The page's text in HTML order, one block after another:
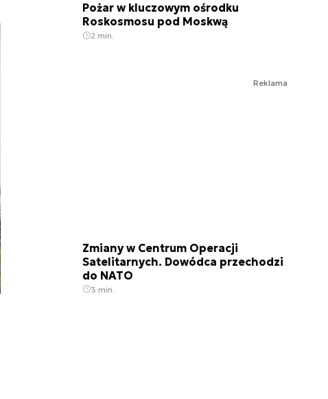
Pożar w kluczowym ośrodku
Roskosmosu pod Moskwą
2 min.
Reklama
Zmiany w Centrum Operacji
Satelitarnych. Dowódca przechodzi
do NATO
3 min.